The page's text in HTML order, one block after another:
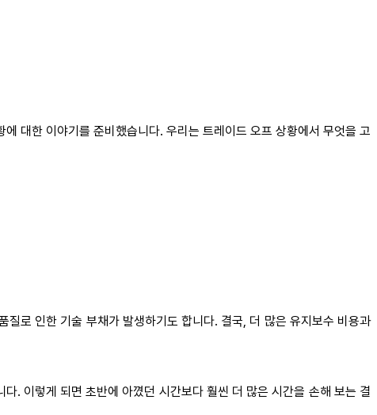
대한 이야기를 준비했습니다. 우리는 트레이드 오프 상황에서 무엇을 고
로 인한 기술 부채가 발생하기도 합니다. 결국, 더 많은 유지보수 비용과
. 이렇게 되면 초반에 아꼈던 시간보다 훨씬 더 많은 시간을 손해 보는 결